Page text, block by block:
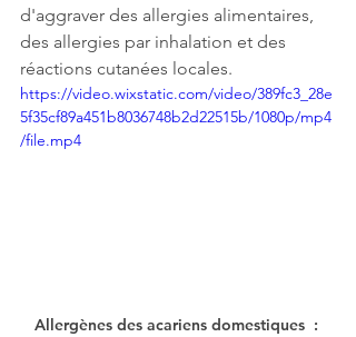
d'aggraver des allergies alimentaires,
des allergies par inhalation et des
réactions cutanées locales.
https://video.wixstatic.com/video/389fc3_28e
5f35cf89a451b8036748b2d22515b/1080p/mp4
/file.mp4
Allergènes des acariens domestiques  :